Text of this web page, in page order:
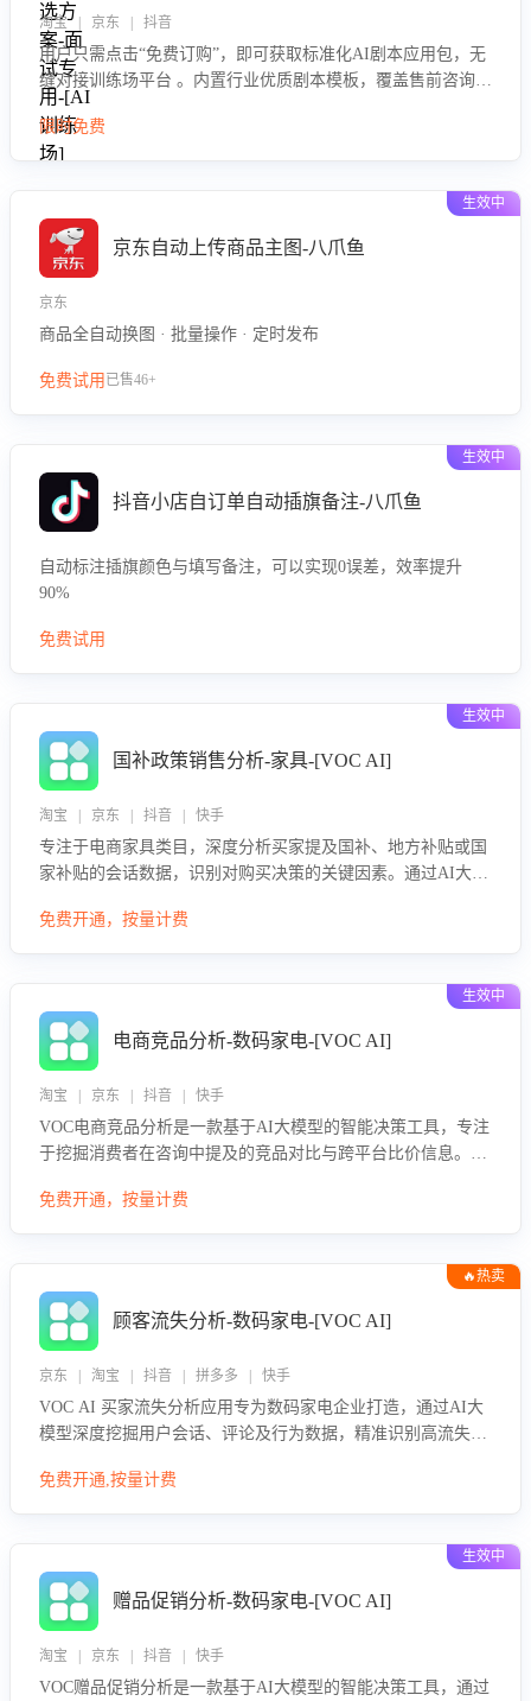
淘宝 | 京东 | 抖音
用户只需点击“免费订购”，即可获取标准化AI剧本应用包，无
缝对接训练场平台 。内置行业优质剧本模板，覆盖售前咨询、
售后处理等全场景，消除复杂部署流程，节省90%的初始化时
间，助力企业快速启动智能客服训练
限时免费
生效中
京东自动上传商品主图-八爪鱼
京东
商品全自动换图 · 批量操作 · 定时发布
免费试用 已售46+
生效中
抖音小店自订单自动插旗备注-八爪鱼
自动标注插旗颜色与填写备注，可以实现0误差，效率提升
90%
免费试用
生效中
国补政策销售分析-家具-[VOC AI]
淘宝 | 京东 | 抖音 | 快手
专注于电商家具类目，深度分析买家提及国补、地方补贴或国
家补贴的会话数据，识别对购买决策的关键因素。通过AI大模
略，助力商家利用国补政策提升GMV。
免费开通，按量计费
生效中
电商竞品分析-数码家电-[VOC AI]
淘宝 | 京东 | 抖音 | 快手
VOC电商竞品分析是一款基于AI大模型的智能决策工具，专注
于挖掘消费者在咨询中提及的竞品对比与跨平台比价信息。该
息，进行多维度交叉对比，并分析消费者的比价行为。通过提
免费开通，按量计费
🔥热卖
顾客流失分析-数码家电-[VOC AI]
京东 | 淘宝 | 抖音 | 拼多多 | 快手
VOC AI 买家流失分析应用专为数码家电企业打造，通过AI大
模型深度挖掘用户会话、评论及行为数据，精准识别高流失风
迟、竞品价格冲击等。系统自动输出可落地的挽回策略，迅速
免费开通,按量计费
生效中
赠品促销分析-数码家电-[VOC AI]
淘宝 | 京东 | 抖音 | 快手
VOC赠品促销分析是一款基于AI大模型的智能决策工具，通过